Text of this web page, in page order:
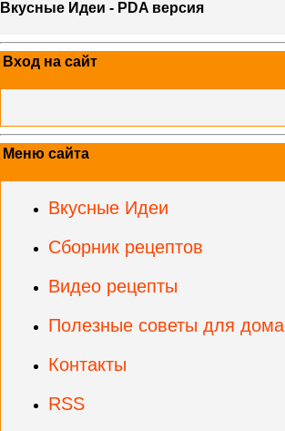
Вкусные Идеи - PDA версия
Вход на сайт
Меню сайта
Вкусные Идеи
Сборник рецептов
Видео рецепты
Полезные советы для дома
Контакты
RSS